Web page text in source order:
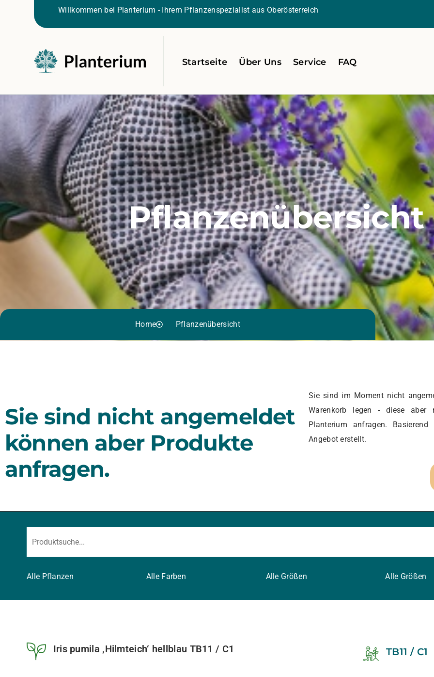
Willkommen bei Planterium - Ihrem Pflanzenspezialist aus Oberösterreich
Startseite Über Uns Service FAQ
Pflanzenübersicht
Home Pflanzenübersicht
Sie sind nicht angemeldet
können aber Produkte
anfragen.
Sie sind im Moment nicht
Warenkorb legen - diese aber
Planterium anfragen.
Angebot erstellt.
Alle Pflanzen Alle Farben Alle Größen Alle Größen
Iris pumila ‚Hilmteich‘ hellblau TB11 / C1 TB11 / C1